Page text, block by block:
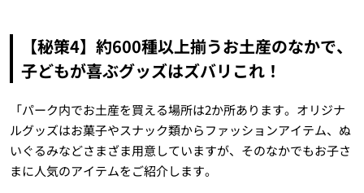
【秘策4】約600種以上揃うお土産のなかで、
子どもが喜ぶグッズはズバリこれ！
「パーク内でお土産を買える場所は2か所あります。オリジナ
ルグッズはお菓子やスナック類からファッションアイテム、ぬ
いぐるみなどさまざま用意していますが、そのなかでもお子さ
まに人気のアイテムをご紹介します。